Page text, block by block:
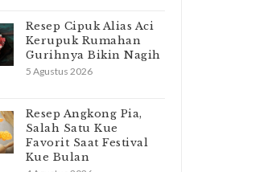
Resep Cipuk Alias Aci
Kerupuk Rumahan
Gurihnya Bikin Nagih
5 Agustus 2026
Resep Angkong Pia,
Salah Satu Kue
Favorit Saat Festival
Kue Bulan